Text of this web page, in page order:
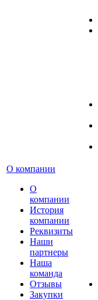
О компании
О
компании
История
компании
Реквизиты
Наши
партнеры
Наша
команда
Отзывы
Закупки